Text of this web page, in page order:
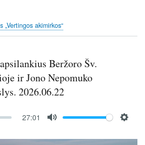
„Vertingos akimirkos“
Beržoro Šv.
ir Jono Nepomuko
2026.06.22
27:01
u
e